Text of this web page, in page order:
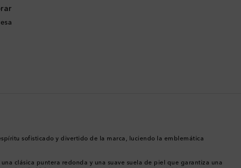
sofisticado y divertido de la marca, luciendo la emblemática
clásica puntera redonda y una suave suela de piel que garantiza una